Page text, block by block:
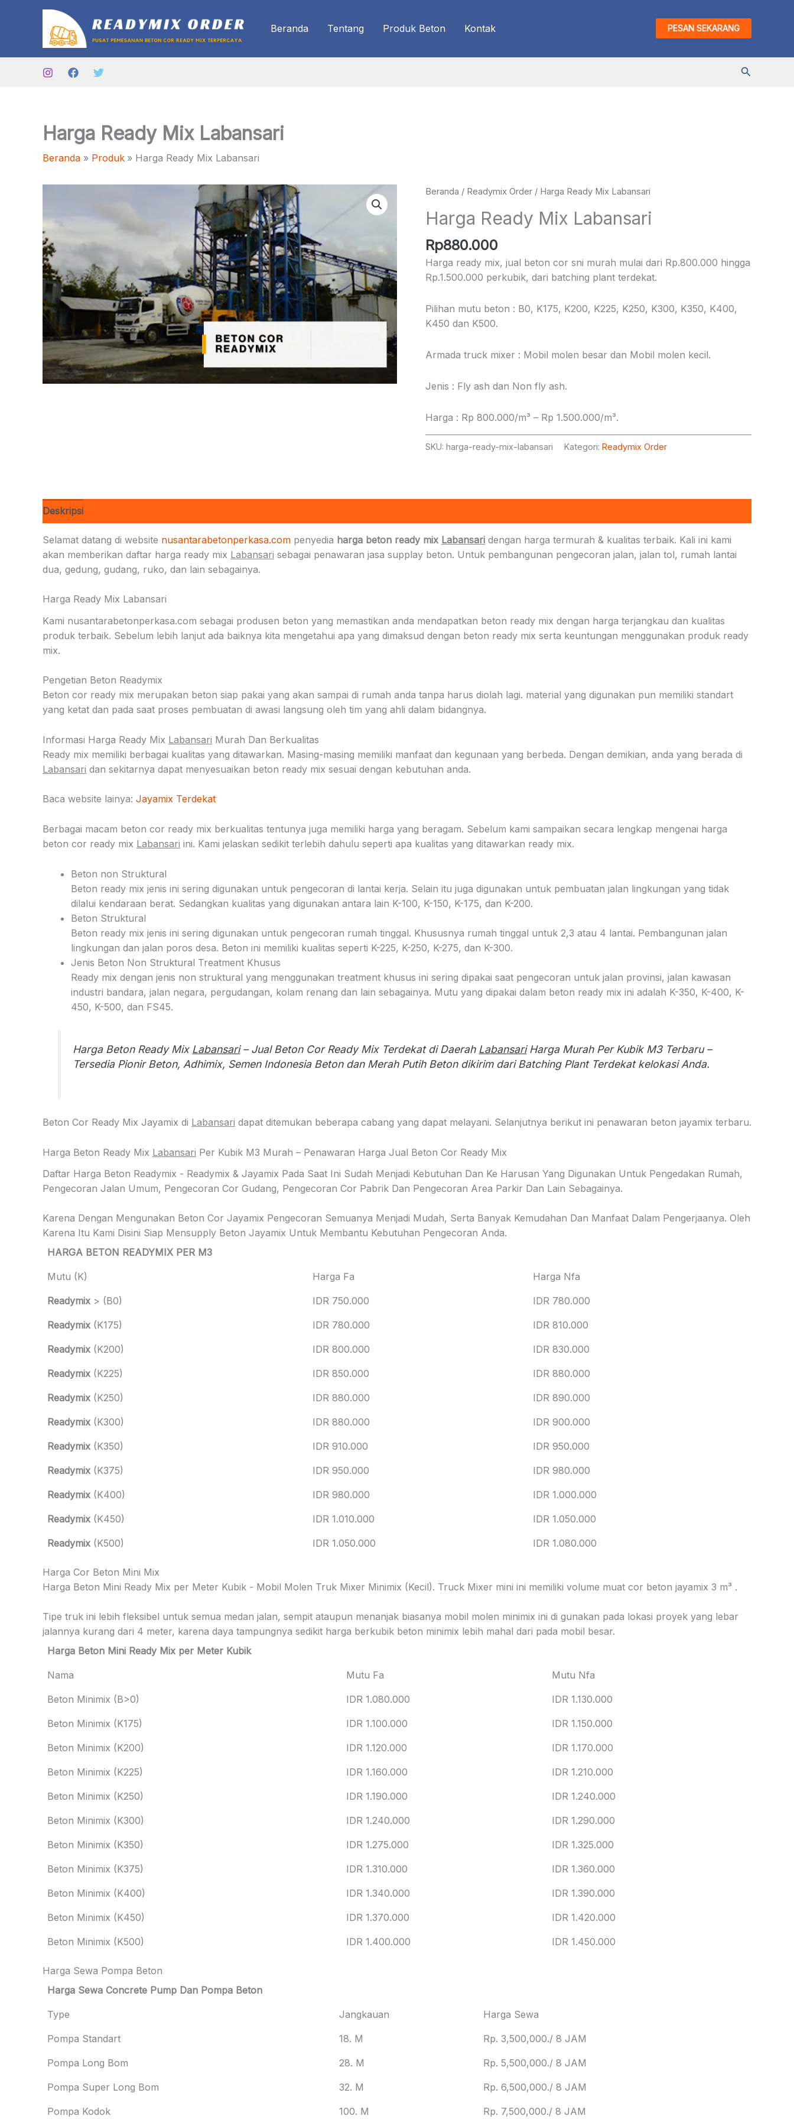
Beranda Tentang Produk Beton Kontak PESAN SEKARANG
Cari
Harga Ready Mix Labansari
Beranda Produk Harga Ready Mix Labansari
Beranda / Readymix Order / Harga Ready Mix Labansari
Harga Ready Mix Labansari
Rp880.000
Harga ready mix, jual beton cor sni murah mulai dari Rp.800.000 hingga
Rp.1.500.000 perkubik, dari batching plant terdekat.
Pilihan mutu beton : B0, K175, K200, K225, K250, K300, K350, K400,
K450 dan K500.
Armada truck mixer : Mobil molen besar dan Mobil molen kecil.
Jenis : Fly ash dan Non fly ash.
Harga : Rp 800.000/m³ – Rp 1.500.000/m³.
SKU: harga-ready-mix-labansari Kategori: Readymix Order
Deskripsi
Selamat datang di website nusantarabetonperkasa.com penyedia harga beton ready mix Labansari dengan harga termurah & kualitas terbaik. Kali ini kami
akan memberikan daftar harga ready mix Labansari sebagai penawaran jasa supplay beton. Untuk pembangunan pengecoran jalan, jalan tol, rumah lantai
dua, gedung, gudang, ruko, dan lain sebagainya.
Harga Ready Mix Labansari
Kami nusantarabetonperkasa.com sebagai produsen beton yang memastikan anda mendapatkan beton ready mix dengan harga terjangkau dan kualitas
produk terbaik. Sebelum lebih lanjut ada baiknya kita mengetahui apa yang dimaksud dengan beton ready mix serta keuntungan menggunakan produk ready
mix.
Pengetian Beton Readymix
Beton cor ready mix merupakan beton siap pakai yang akan sampai di rumah anda tanpa harus diolah lagi. material yang digunakan pun memiliki standart
yang ketat dan pada saat proses pembuatan di awasi langsung oleh tim yang ahli dalam bidangnya.
Informasi Harga Ready Mix Labansari Murah Dan Berkualitas
Ready mix memiliki berbagai kualitas yang ditawarkan. Masing-masing memiliki manfaat dan kegunaan yang berbeda. Dengan demikian, anda yang berada di
Labansari dan sekitarnya dapat menyesuaikan beton ready mix sesuai dengan kebutuhan anda.
Baca website lainya: Jayamix Terdekat
Berbagai macam beton cor ready mix berkualitas tentunya juga memiliki harga yang beragam. Sebelum kami sampaikan secara lengkap mengenai harga
beton cor ready mix Labansari ini. Kami jelaskan sedikit terlebih dahulu seperti apa kualitas yang ditawarkan ready mix.
Beton non Struktural
Beton ready mix jenis ini sering digunakan untuk pengecoran di lantai kerja. Selain itu juga digunakan untuk pembuatan jalan lingkungan yang tidak
dilalui kendaraan berat. Sedangkan kualitas yang digunakan antara lain K-100, K-150, K-175, dan K-200.
Beton Struktural
Beton ready mix jenis ini sering digunakan untuk pengecoran rumah tinggal. Khususnya rumah tinggal untuk 2,3 atau 4 lantai. Pembangunan jalan
lingkungan dan jalan poros desa. Beton ini memiliki kualitas seperti K-225, K-250, K-275, dan K-300.
Jenis Beton Non Struktural Treatment Khusus
Ready mix dengan jenis non struktural yang menggunakan treatment khusus ini sering dipakai saat pengecoran untuk jalan provinsi, jalan kawasan
industri bandara, jalan negara, pergudangan, kolam renang dan lain sebagainya. Mutu yang dipakai dalam beton ready mix ini adalah K-350, K-400, K-
450, K-500, dan FS45.
Harga Beton Ready Mix Labansari– Jual Beton Cor Ready Mix Terdekat di Daerah LabansariHarga Murah Per Kubik M3 Terbaru –
Tersedia Pionir Beton, Adhimix, Semen Indonesia Beton dan Merah Putih Beton dikirim dari Batching Plant Terdekat kelokasi Anda.
Beton Cor Ready Mix Jayamix di Labansari dapat ditemukan beberapa cabang yang dapat melayani. Selanjutnya berikut ini penawaran beton jayamix terbaru.
Harga Beton Ready Mix Labansari Per Kubik M3 Murah – Penawaran Harga Jual Beton Cor Ready Mix
Daftar Harga Beton Readymix - Readymix & Jayamix Pada Saat Ini Sudah Menjadi Kebutuhan Dan Ke Harusan Yang Digunakan Untuk Pengedakan Rumah,
Pengecoran Jalan Umum, Pengecoran Cor Gudang, Pengecoran Cor Pabrik Dan Pengecoran Area Parkir Dan Lain Sebagainya.
Karena Dengan Mengunakan Beton Cor Jayamix Pengecoran Semuanya Menjadi Mudah, Serta Banyak Kemudahan Dan Manfaat Dalam Pengerjaanya. Oleh
Karena Itu Kami Disini Siap Mensupply Beton Jayamix Untuk Membantu Kebutuhan Pengecoran Anda.
HARGA BETON READYMIX PER M3
Mutu (K) Harga Fa Harga Nfa
Readymix > (B0) IDR 750.000 IDR 780.000
Readymix (K175) IDR 780.000 IDR 810.000
Readymix (K200) IDR 800.000 IDR 830.000
Readymix (K225) IDR 850.000 IDR 880.000
Readymix (K250) IDR 880.000 IDR 890.000
Readymix (K300) IDR 880.000 IDR 900.000
Readymix (K350) IDR 910.000 IDR 950.000
Readymix (K375) IDR 950.000 IDR 980.000
Readymix (K400) IDR 980.000 IDR 1.000.000
Readymix (K450) IDR 1.010.000 IDR 1.050.000
Readymix (K500) IDR 1.050.000 IDR 1.080.000
Harga Cor Beton Mini Mix
Harga Beton Mini Ready Mix per Meter Kubik - Mobil Molen Truk Mixer Minimix (Kecil). Truck Mixer mini ini memiliki volume muat cor beton jayamix 3 m³ .
Tipe truk ini lebih fleksibel untuk semua medan jalan, sempit ataupun menanjak biasanya mobil molen minimix ini di gunakan pada lokasi proyek yang lebar
jalannya kurang dari 4 meter, karena daya tampungnya sedikit harga berkubik beton minimix lebih mahal dari pada mobil besar.
Harga Beton Mini Ready Mix per Meter Kubik
Nama Mutu Fa Mutu Nfa
Beton Minimix (B>0) IDR 1.080.000 IDR 1.130.000
Beton Minimix (K175) IDR 1.100.000 IDR 1.150.000
Beton Minimix (K200) IDR 1.120.000 IDR 1.170.000
Beton Minimix (K225) IDR 1.160.000 IDR 1.210.000
Beton Minimix (K250) IDR 1.190.000 IDR 1.240.000
Beton Minimix (K300) IDR 1.240.000 IDR 1.290.000
Beton Minimix (K350) IDR 1.275.000 IDR 1.325.000
Beton Minimix (K375) IDR 1.310.000 IDR 1.360.000
Beton Minimix (K400) IDR 1.340.000 IDR 1.390.000
Beton Minimix (K450) IDR 1.370.000 IDR 1.420.000
Beton Minimix (K500) IDR 1.400.000 IDR 1.450.000
Harga Sewa Pompa Beton
Harga Sewa Concrete Pump Dan Pompa Beton
Type Jangkauan Harga Sewa
Pompa Standart 18. M Rp. 3,500,000./ 8 JAM
Pompa Long Bom 28. M Rp. 5,500,000./ 8 JAM
Pompa Super Long Bom 32. M Rp. 6,500,000./ 8 JAM
Pompa Kodok 100. M Rp. 7,500,000./ 8 JAM